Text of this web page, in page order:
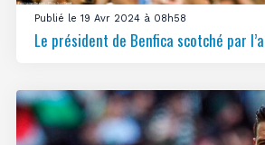
Publié le 19 Avr 2024 à 08h58
Le président de Benfica scotché par